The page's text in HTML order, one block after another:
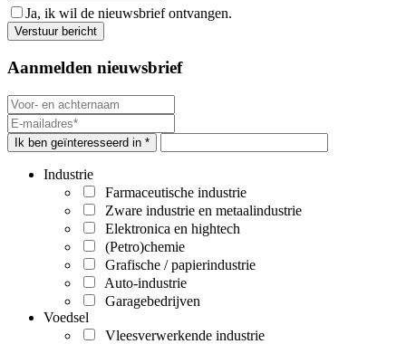
Ja, ik wil de nieuwsbrief ontvangen.
Aanmelden nieuwsbrief
Ik ben geïnteresseerd in *
Industrie
Farmaceutische industrie
Zware industrie en metaalindustrie
Elektronica en hightech
(Petro)chemie
Grafische / papierindustrie
Auto-industrie
Garagebedrijven
Voedsel
Vleesverwerkende industrie